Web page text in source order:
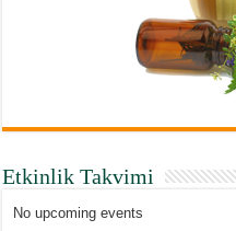
Etkinlik Takvimi
No upcoming events